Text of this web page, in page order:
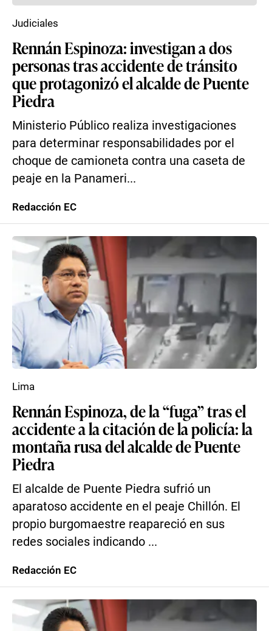
Rennán Espinoza: investigan a dos
personas tras accidente de tránsito
que protagonizó el alcalde de Puente
Piedra
Ministerio Público realiza investigaciones
para determinar responsabilidades por el
choque de camioneta contra una caseta de
peaje en la Panameri...
Judiciales
Redacción EC
Rennán Espinoza, de la “fuga” tras el
accidente a la citación de la policía: la
montaña rusa del alcalde de Puente
Piedra
El alcalde de Puente Piedra sufrió un
aparatoso accidente en el peaje Chillón. El
propio burgomaestre reapareció en sus
redes sociales indicando ...
Lima
Redacción EC